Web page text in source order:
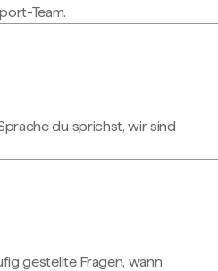
Team.
du sprichst, wir sind
gestellte Fragen, wann